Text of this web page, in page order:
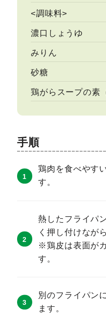
<調味料>
濃口しょうゆ
みりん
砂糖
鶏がらスープの素
手順
鶏肉を食べやす
す。
熱したフライパ
く押し付けなが
※鶏皮は表面が
す。
別のフライパン
ます。